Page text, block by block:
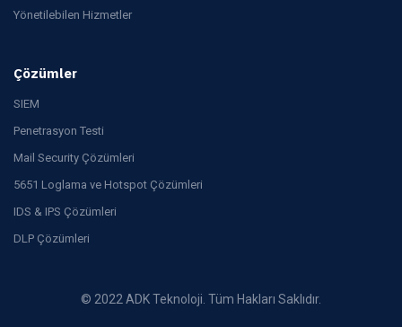
Yönetilebilen Hizmetler
Çözümler
SIEM
Penetrasyon Testi
Mail Security Çözümleri
5651 Loglama ve Hotspot Çözümleri
IDS & IPS Çözümleri
DLP Çözümleri
© 2022 ADK Teknoloji. Tüm Hakları Saklıdır.